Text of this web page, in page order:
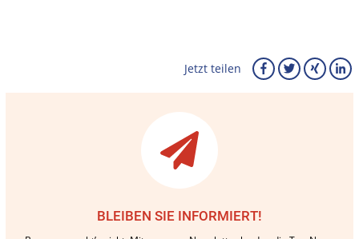
Jetzt teilen
BLEIBEN SIE INFORMIERT!